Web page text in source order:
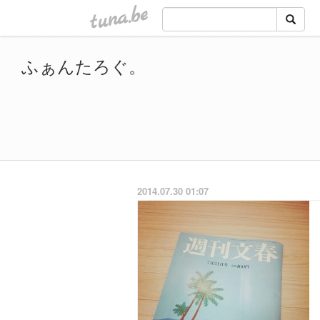
tuna.be
ふぁんたろぐ。
2014.07.30 01:07